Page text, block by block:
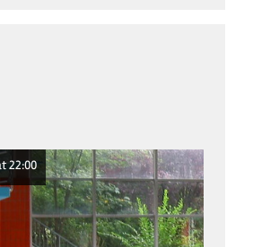
22:00